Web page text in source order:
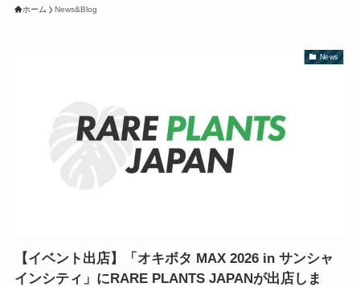
ホーム News&Blog
News
【イベント出店】「オキボタ MAX 2026 in サンシャ
インシティ」にRARE PLANTS JAPANが出店しま